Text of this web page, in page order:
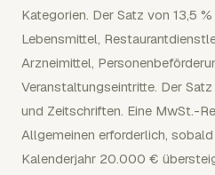
Kategorien. Der Satz von 13,5
Lebensmittel,
Arzneimittel,
Veranstaltungseintritte. Der
und Zeitschriften. Eine MwSt.-
Allgemeinen erforderlich,
Kalenderjahr 20.000 €